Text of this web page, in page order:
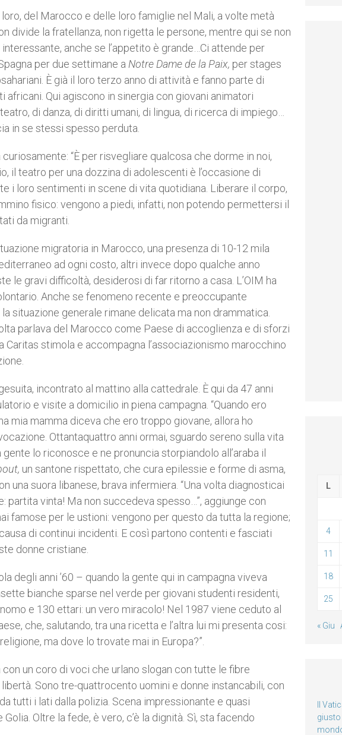
del Marocco e delle loro famiglie nel Mali, a volte metà
divide la fratellanza, non rigetta le persone, mentre qui se non
anche se l’appetito è grande…Ci attende per
per due settimane a Notre Dame de la Paix, per stages
È già il loro terzo anno di attività e fanno parte di
africani. Qui agiscono in sinergia con giovani animatori
di danza, di diritti umani, di lingua, di ricerca di impiego…
in se stessi spesso perduta.
“È per risvegliare qualcosa che dorme in noi,
il teatro per una dozzina di adolescenti è l’occasione di
i loro sentimenti in scene di vita quotidiana. Liberare il corpo,
fisico: vengono a piedi, infatti, non potendo permettersi il
da migranti.
migratoria in Marocco, una presenza di 10-12 mila
ad ogni costo, altri invece dopo qualche anno
le gravi difficoltà, desiderosi di far ritorno a casa. L’OIM ha
Anche se fenomeno recente e preoccupante
situazione generale rimane delicata ma non drammatica.
parlava del Marocco come Paese di accoglienza e di sforzi
Caritas stimola e accompagna l’associazionismo marocchino
incontrato al mattino alla cattedrale. È qui da 47 anni
e visite a domicilio in piena campagna. “Quando ero
mia mamma diceva che ero troppo giovane, allora ho
Ottantaquattro anni ormai, sguardo sereno sulla vita
lo riconosce e ne pronuncia storpiandolo all’araba il
un santone rispettato, che cura epilessie e forme di asma,
una suora libanese, brava infermiera. “Una volta diagnosticai
partita vinta! Ma non succedeva spesso…”, aggiunge con
famose per le ustioni: vengono per questo da tutta la regione;
di continui incidenti. E così partono contenti e fasciati
donne cristiane.
degli anni ’60 – quando la gente qui in campagna viveva
bianche sparse nel verde per giovani studenti residenti,
e 130 ettari: un vero miracolo! Nel 1987 viene ceduto al
che, salutando, tra una ricetta e l’altra lui mi presenta cosi:
ma dove lo trovate mai in Europa?”.
un coro di voci che urlano slogan con tutte le fibre
libertà. Sono tre-quattrocento uomini e donne instancabili, con
tutti i lati dalla polizia. Scena impressionante e quasi
Oltre la fede, è vero, c’è la dignità. Sì, sta facendo
L
4
11
18
25
« Giu
Il
giusto